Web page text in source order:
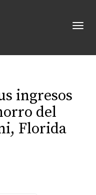
ingresos
del
Florida